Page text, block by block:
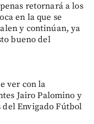
retornará a los
en la que se
y continúan, ya
bueno del
ver con la
Jairo Palomino y
Envigado Fútbol